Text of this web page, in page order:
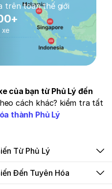
trên toàn thế giới
xe
của bạn từ Phủ Lý đến
cách khác? kiểm tra tất
thành Phủ Lý
Từ Phủ Lý
Đến Tuyên Hóa